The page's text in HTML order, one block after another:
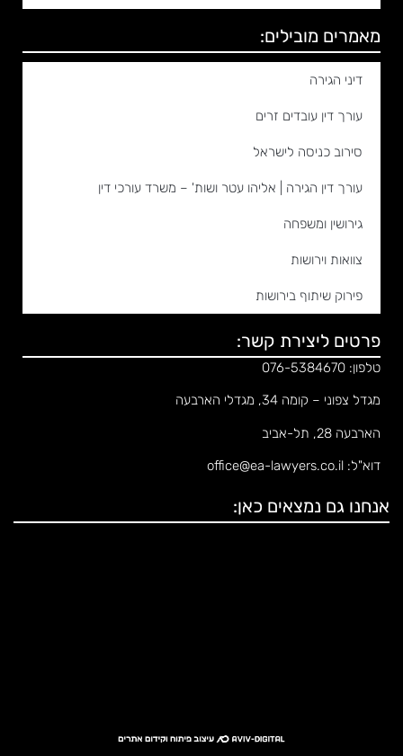
מאמרים מובילים:
דיני הגירה
עורך דין עובדים זרים
סירוב כניסה לישראל
עורך דין הגירה | אליהו עטר ושות' – משרד עורכי דין
גירושין ומשפחה
צוואות וירושות
פירוק שיתוף בירושות
פרטים ליצירת קשר:
טלפון: 076-5384670
מגדל צפוני – קומה 34, מגדלי הארבעה
הארבעה 28, תל-אביב
דוא"ל: office@ea-lawyers.co.il
אנחנו גם נמצאים כאן: